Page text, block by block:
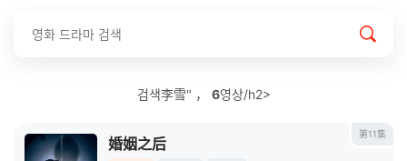
검색李雪" ， 6영상/h2>
第11集
婚姻之后